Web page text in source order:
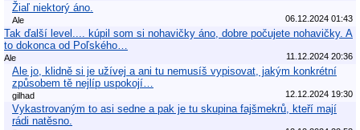
Žiaľ niektorý áno.
Ale 06.12.2024 01:43
Tak ďalší level.... kúpil som si nohavičky áno, dobre počujete nohavičky. A
to dokonca od Poľského…
Ale 11.12.2024 20:36
Ale jo, klidně si je užívej a ani tu nemusíš vypisovat, jakým konkrétní
způsobem tě nejlíp uspokojí…
gilhad 12.12.2024 19:30
Vykastrovaným to asi sedne a pak je tu skupina fajšmekrů, kteří mají
rádi natěsno.